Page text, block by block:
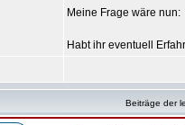
Meine Frage wäre nun:
Habt ihr eventuell
Beiträge der